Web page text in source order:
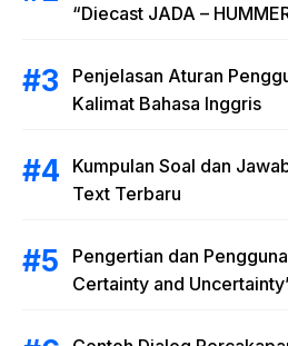
“Diecast JADA –
Penjelasan Aturan
Kalimat Bahasa Inggris
Kumpulan Soal dan
Text Terbaru
Pengertian dan
Certainty and